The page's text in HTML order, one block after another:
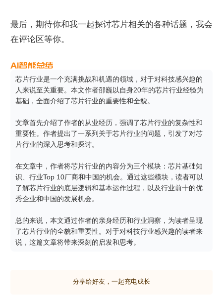
最后，期待你和我一起探讨芯片相关的各种话题，我会
在评论区等你。
芯片行业是一个充满挑战和机遇的领域，对于对科技感兴趣的
人来说至关重要。本文作者邵巍以自身20年的芯片行业经验为
基础，全面介绍了芯片行业的重要性和全貌。
文章首先介绍了作者的从业经历，强调了芯片行业的复杂性和
重要性。作者提出了一系列关于芯片行业的问题，引发了对芯
片行业的深入思考和探讨。
在文章中，作者将芯片行业的内容分为三个模块：芯片基础知
识、行业Top 10厂商和中国的机会。通过这些模块，读者可以
了解芯片行业的底层逻辑和基本运作过程，以及行业前十的优
秀企业和中国的发展机会。
总的来说，本文通过作者的亲身经历和行业洞察，为读者呈现
了芯片行业的全貌和重要性。对于对科技行业感兴趣的读者来
说，这篇文章将带来深刻的启发和思考。
分享给好友，一起充电成长